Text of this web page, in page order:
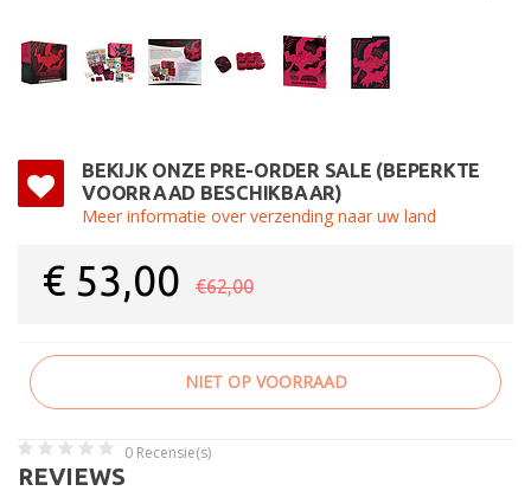
BEKIJK ONZE PRE-ORDER SALE (BEPERKTE
VOORRAAD BESCHIKBAAR)
Meer informatie over verzending naar uw land
€ 53,00 €62,00
NIET OP VOORRAAD
0 Recensie(s)
REVIEWS